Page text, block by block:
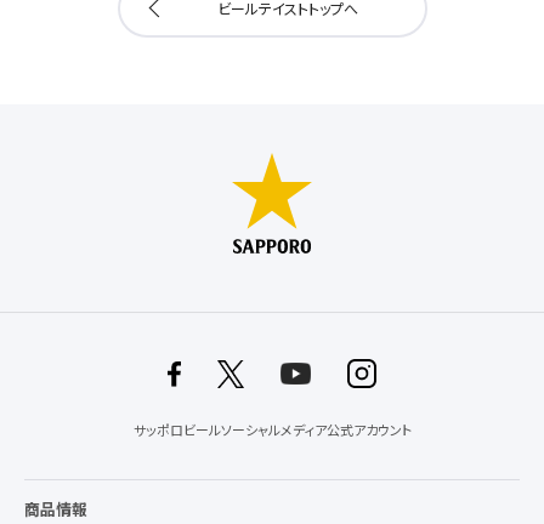
ビールテイストトップへ
サッポロビールソーシャルメディア公式アカウント
商品情報